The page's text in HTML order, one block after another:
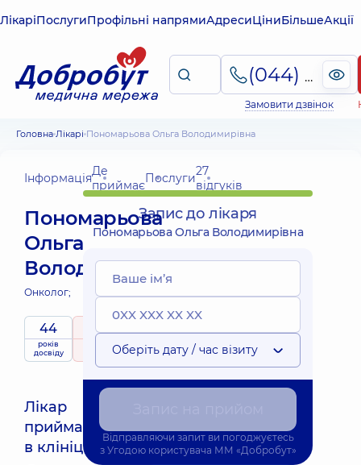
ЛікаріПослугиПрофільні напрямиАдресиЦіниБільшеАкції
(044) 495-2-888
Замовити дзвінок
Головна Лікарі Пономарьова Ольга Володимирівна
ІнформаціяДе
приймаєПослуги27
відгуків
Пономарьова
Ольга
Володимирівна
Онколог;
44
років
досвіду
5 / 5
рейтингна підставі
27 відгуків
Лікар
приймає
в клініці
Запис до лікаря
Пономарьова Ольга Володимирівна
Оберіть дату / час візиту
Відправляючи запит ви погоджуєтесь
з Угодою користувача ММ «Добробут»